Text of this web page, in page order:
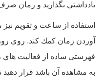
يادداشتي بگذارید و زمان صرف
استفاده از ساعت و تقويم نیز
آوردن زمان كمك كند. روي
فهرستی ساده از فعاليت هاي
به مشاهده آن باشد قرار دهید